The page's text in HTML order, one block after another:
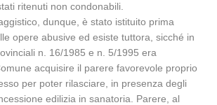
ritenuti non condonabili.
dunque, è stato istituito prima
opere abusive ed esiste tuttora, sicché in
n. 16/1985 e n. 5/1995 era
acquisire il parere favorevole proprio
per poter rilasciare, in presenza degli
edilizia in sanatoria. Parere, al